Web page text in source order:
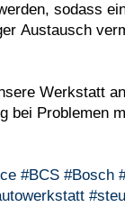
sodass
Austausch
Werkstatt
bei Problemen
#BCS #Bosch